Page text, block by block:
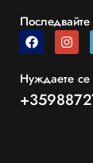
Нуждаете